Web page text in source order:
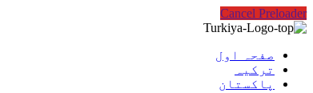
Cancel Preloader
صفحہ اول
ترکیہ
پاکستان